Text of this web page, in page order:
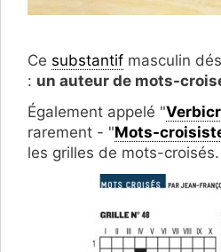
Ce substantif masculin
: un auteur de mots-
Également appelé "
rarement - "Mots-
les grilles de mots-croisés.